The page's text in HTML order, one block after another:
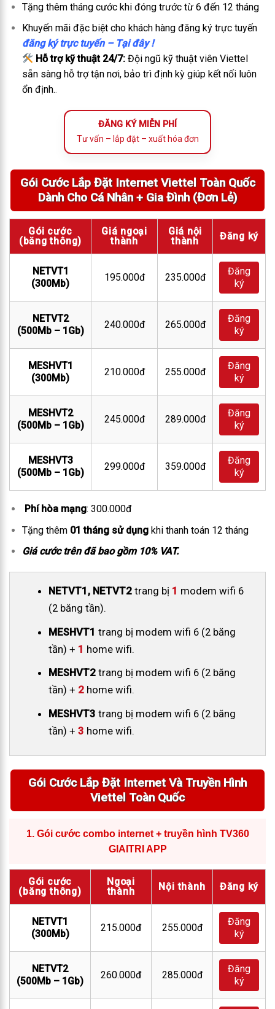
Tặng thêm tháng cước khi đóng trước từ 6 đến 12 tháng
Khuyến mãi đặc biệt cho khách hàng đăng ký trực tuyến
đăng ký trực tuyến – Tại đây !
Hỗ trợ kỹ thuật 24/7: Đội ngũ kỹ thuật viên Viettel
sẵn sàng hỗ trợ tận nơi, bảo trì định kỳ giúp kết nối luôn
ổn định..
ĐĂNG KÝ MIỄN PHÍ
Tư vấn – lắp đặt – xuất hóa đơn
Gói Cước Lắp Đặt Internet Viettel Toàn Quốc
Dành Cho Cá Nhân + Gia Đình (Đơn Lẻ)
Gói cước
(băng thông)
Giá ngoại
thành
Giá nội
thành
Đăng ký
NETVT1
(300Mb)
195.000đ 235.000đ
Đăng
ký
NETVT2
(500Mb – 1Gb)
240.000đ 265.000đ
Đăng
ký
MESHVT1
(300Mb)
210.000đ 255.000đ
Đăng
ký
MESHVT2
(500Mb – 1Gb)
245.000đ 289.000đ
Đăng
ký
MESHVT3
(500Mb – 1Gb)
299.000đ 359.000đ
Đăng
ký
Phí hòa mạng: 300.000đ
Tặng thêm 01 tháng sử dụngkhi thanh toán 12 tháng
Giá cước trên đã bao gồm 10% VAT.
NETVT1, NETVT2trang bị 1 modem wifi 6
(2 băng tần).
MESHVT1 trang bị modem wifi 6 (2 băng
tần) + 1 home wifi.
MESHVT2trang bị modem wifi 6 (2 băng
tần) + 2home wifi.
MESHVT3 trang bị modem wifi 6 (2 băng
tần) + 3 home wifi.
Gói Cước Lắp Đặt Internet Và Truyền Hình
Viettel Toàn Quốc
1. Gói cước combo internet + truyền hình TV360
GIAITRI APP
Gói cước
(băng thông)
Ngoại
thành
Nội thành Đăng ký
NETVT1
(300Mb)
215.000đ 255.000đ
Đăng
ký
NETVT2
(500Mb – 1Gb)
260.000đ 285.000đ
Đăng
ký